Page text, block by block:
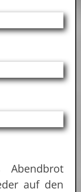
Abendbrot
auf den